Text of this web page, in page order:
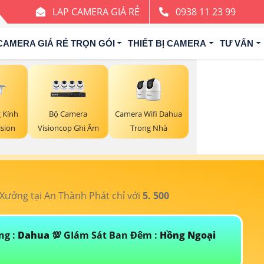
LAP CAMERA GIÁ RẺ 0938 11 23 99
GIÁ RẺ TRỌN GÓI THIẾT BỊ CAMERA TƯ VẤN
Kính
Bộ Camera
Visioncop Ghi Âm
Camera Wifi Dahua
Trong Nhà
tại An Thành Phát chỉ với 5. 500
: Dahua 💯 GIám Sát Ban Đêm : Hồng Ngoại